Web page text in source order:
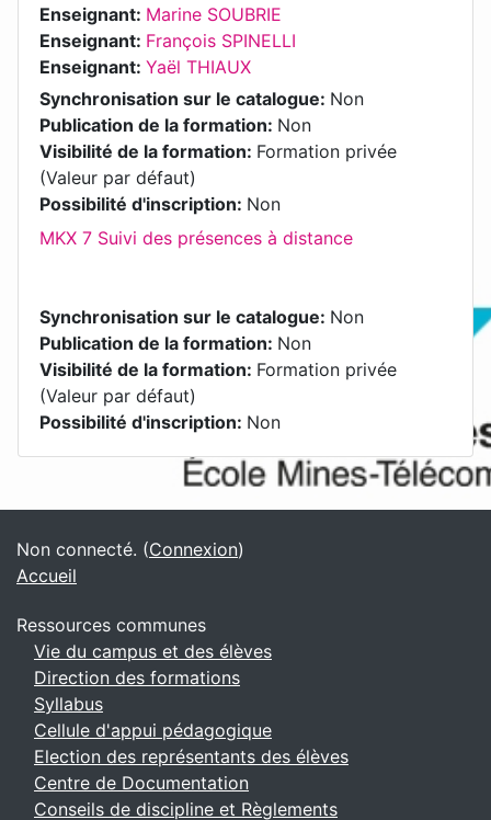
Enseignant: Marine SOUBRIE
Enseignant: François SPINELLI
Enseignant: Yaël THIAUX
Synchronisation sur le catalogue: Non
Publication de la formation: Non
Visibilité de la formation: Formation privée
(Valeur par défaut)
Possibilité d'inscription: Non
MKX 7 Suivi des présences à distance
Synchronisation sur le catalogue: Non
Publication de la formation: Non
Visibilité de la formation: Formation privée
(Valeur par défaut)
Possibilité d'inscription: Non
Blocs supplémentaires
Non connecté. (Connexion)
Accueil
Ressources communes
Vie du campus et des élèves
Direction des formations
Syllabus
Cellule d'appui pédagogique
Election des représentants des élèves
Centre de Documentation
Conseils de discipline et Règlements